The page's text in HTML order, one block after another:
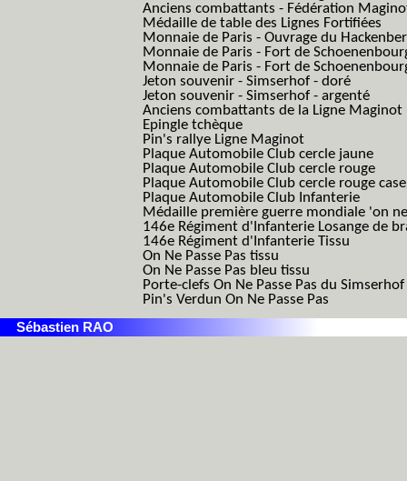
Anciens combattants - Fédération
Médaille de table des Lignes Fortifiées
Monnaie de Paris - Ouvrage du
Monnaie de Paris - Fort de
Monnaie de Paris - Fort de
Jeton souvenir - Simserhof - doré
Jeton souvenir - Simserhof - argenté
Anciens combattants de la Ligne Maginot
Epingle tchèque
Pin's rallye Ligne Maginot
Plaque Automobile Club cercle jaune
Plaque Automobile Club cercle rouge
Plaque Automobile Club cercle rouge
Plaque Automobile Club Infanterie
Médaille première guerre mondiale 'on
146e Régiment d'Infanterie Losange de
146e Régiment d'Infanterie Tissu
On Ne Passe Pas tissu
On Ne Passe Pas bleu tissu
Porte-clefs On Ne Passe Pas du Simserhof
Pin's Verdun On Ne Passe Pas
Sébastien RAO